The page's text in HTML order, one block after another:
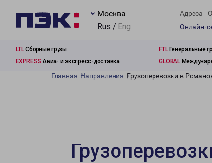
Москва
Rus / Eng
Адреса
Онлайн-
LTLСборные грузы FTLГенеральные
EXPRESS Авиа- и экспресс-доставка GLOBAL
Главная Направления Грузоперевозки в